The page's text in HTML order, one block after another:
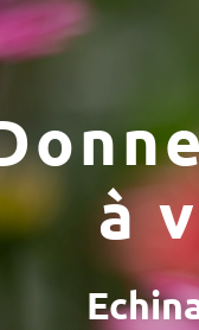
à